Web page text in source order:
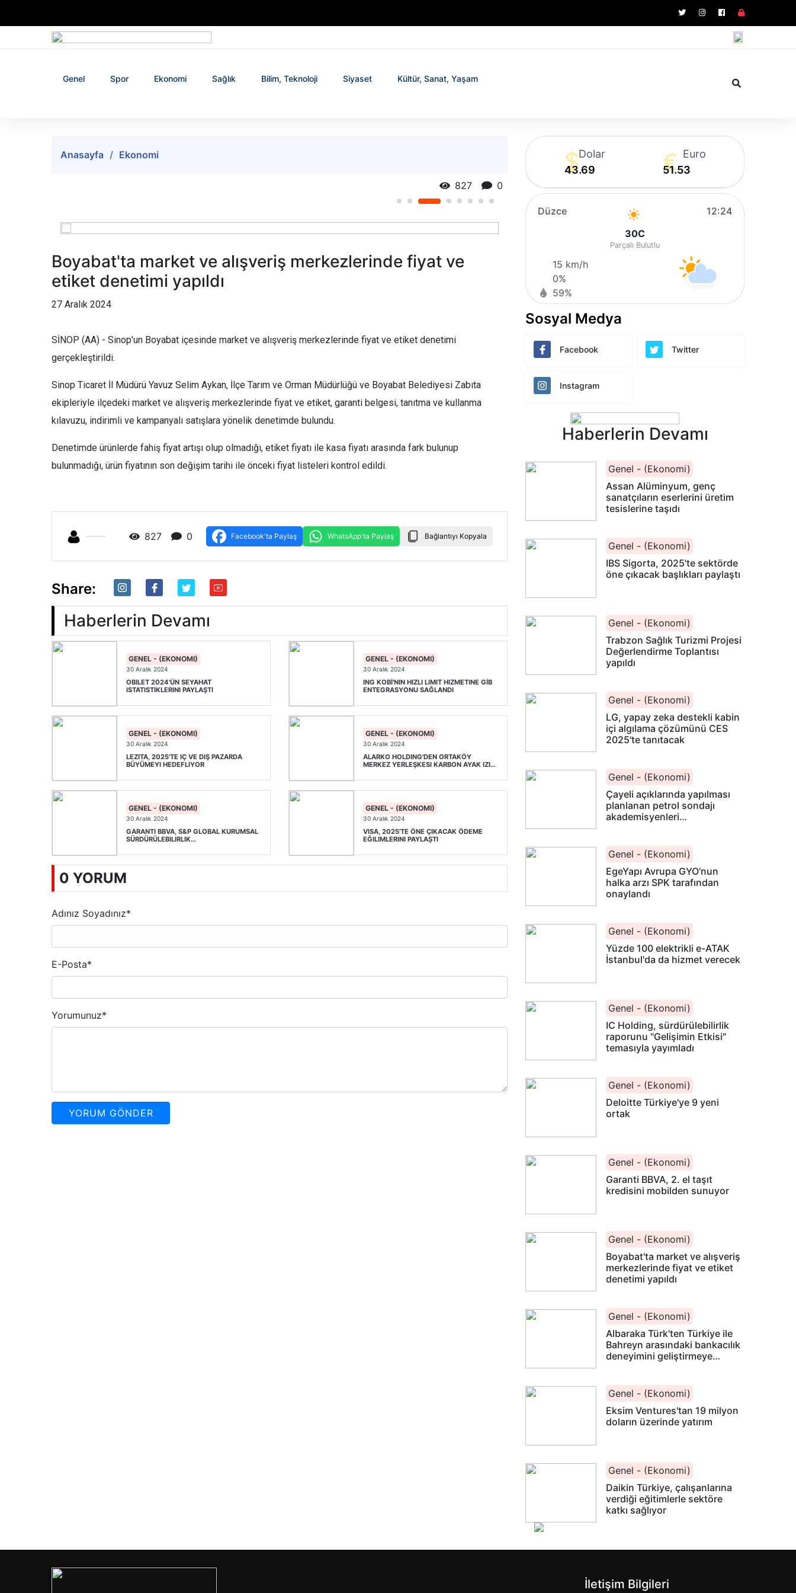
Genel Spor Ekonomi Sağlık Bilim, Teknoloji Siyaset Kültür, Sanat, Yaşam
Anasayfa Ekonomi
827 0
Boyabat'ta market ve alışveriş merkezlerinde fiyat ve
etiket denetimi yapıldı
27 Aralık 2024
SİNOP (AA) - Sinop'un Boyabat içesinde market ve alışveriş merkezlerinde fiyat ve etiket denetimi
gerçekleştirildi.
Sinop Ticaret İl Müdürü Yavuz Selim Aykan, İlçe Tarım ve Orman Müdürlüğü ve Boyabat Belediyesi Zabıta
ekipleriyle ilçedeki market ve alışveriş merkezlerinde fiyat ve etiket, garanti belgesi, tanıtma ve kullanma
kılavuzu, indirimli ve kampanyalı satışlara yönelik denetimde bulundu.
Denetimde ürünlerde fahiş fiyat artışı olup olmadığı, etiket fiyatı ile kasa fiyatı arasında fark bulunup
bulunmadığı, ürün fiyatının son değişim tarihi ile önceki fiyat listeleri kontrol edildi.
827 0 Facebook'ta Paylaş WhatsApp'ta Paylaş Bağlantıyı Kopyala
Share:
Haberlerin Devamı
GENEL - (EKONOMI)
30 Aralık 2024
OBILET 2024'ÜN SEYAHAT
ISTATISTIKLERINI PAYLAŞTI
GENEL - (EKONOMI)
30 Aralık 2024
LEZITA, 2025'TE IÇ VE DIŞ PAZARDA
BÜYÜMEYI HEDEFLIYOR
GENEL - (EKONOMI)
30 Aralık 2024
GARANTI BBVA, S&P GLOBAL KURUMSAL
SÜRDÜRÜLEBILIRLIK
GENEL - (EKONOMI)
30 Aralık 2024
ING KOBİ'NIN HIZLI LIMIT HIZMETINE GİB
ENTEGRASYONU SAĞLANDI
GENEL - (EKONOMI)
30 Aralık 2024
ALARKO HOLDING'DEN ORTAKÖY
MERKEZ YERLEŞKESI KARBON AYAK IZINI
GENEL - (EKONOMI)
30 Aralık 2024
VISA, 2025'TE ÖNE ÇIKACAK ÖDEME
EĞILIMLERINI PAYLAŞTI
0 YORUM
Adınız Soyadınız*
E-Posta*
Yorumunuz*
Dolar
43.69
Euro
51.53
Düzce
12:24
30C
Parçalı Bulutlu
15 km/h
0%
59%
Sosyal Medya
Facebook Twitter
Instagram
Haberlerin Devamı
Genel - (Ekonomi)
Assan Alüminyum, genç
sanatçıların eserlerini üretim
tesislerine taşıdı
Genel - (Ekonomi)
IBS Sigorta, 2025'te sektörde
öne çıkacak başlıkları paylaştı
Genel - (Ekonomi)
Trabzon Sağlık Turizmi Projesi
Değerlendirme Toplantısı
yapıldı
Genel - (Ekonomi)
LG, yapay zeka destekli kabin
içi algılama çözümünü CES
2025'te tanıtacak
Genel - (Ekonomi)
Çayeli açıklarında yapılması
planlanan petrol sondajı
akademisyenleri
Genel - (Ekonomi)
EgeYapı Avrupa GYO'nun
halka arzı SPK tarafından
onaylandı
Genel - (Ekonomi)
Yüzde 100 elektrikli e-ATAK
İstanbul'da da hizmet verecek
Genel - (Ekonomi)
IC Holding, sürdürülebilirlik
raporunu "Gelişimin Etkisi"
temasıyla yayımladı
Genel - (Ekonomi)
Deloitte Türkiye'ye 9 yeni
ortak
Genel - (Ekonomi)
Garanti BBVA, 2. el taşıt
kredisini mobilden sunuyor
Genel - (Ekonomi)
Boyabat'ta market ve alışveriş
merkezlerinde fiyat ve etiket
denetimi yapıldı
Genel - (Ekonomi)
Albaraka Türk'ten Türkiye ile
Bahreyn arasındaki bankacılık
deneyimini geliştirmeye
Genel - (Ekonomi)
Eksim Ventures'tan 19 milyon
doların üzerinde yatırım
Genel - (Ekonomi)
Daikin Türkiye, çalışanlarına
verdiği eğitimlerle sektöre
katkı sağlıyor
İletişim Bilgileri